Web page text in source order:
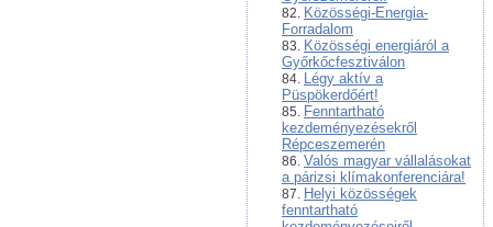
Közösségi-Energia-
Forradalom
Közösségi energiáról a
Győrkőcfesztiválon
Légy aktív a
Püspökerdőért!
Fenntartható
kezdeményezésekről
Répceszemerén
Valós magyar vállalásokat
a párizsi klímakonferenciára!
Helyi közösségek
fenntartható